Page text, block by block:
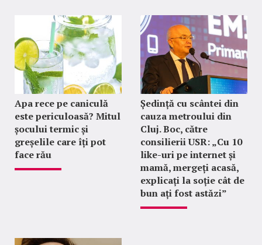
Apa rece pe caniculă
este periculoasă? Mitul
șocului termic și
greșelile care îți pot
face rău
Ședință cu scântei din
cauza metroului din
Cluj. Boc, către
consilierii USR: „Cu 10
like-uri pe internet și
mamă, mergeți acasă,
explicați la soție cât de
bun ați fost astăzi”